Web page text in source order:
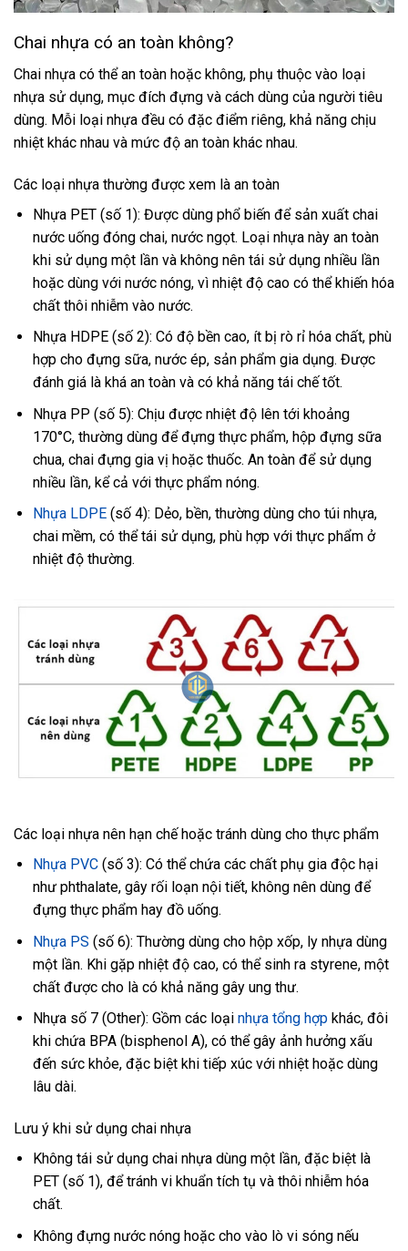
Chai nhựa có an toàn không?
Chai nhựa có thể an toàn hoặc không, phụ thuộc vào loại
nhựa sử dụng, mục đích đựng và cách dùng của người tiêu
dùng. Mỗi loại nhựa đều có đặc điểm riêng, khả năng chịu
nhiệt khác nhau và mức độ an toàn khác nhau.
Các loại nhựa thường được xem là an toàn
Nhựa PET (số 1): Được dùng phổ biến để sản xuất chai
nước uống đóng chai, nước ngọt. Loại nhựa này an toàn
khi sử dụng một lần và không nên tái sử dụng nhiều lần
hoặc dùng với nước nóng, vì nhiệt độ cao có thể khiến hóa
chất thôi nhiễm vào nước.
Nhựa HDPE (số 2): Có độ bền cao, ít bị rò rỉ hóa chất, phù
hợp cho đựng sữa, nước ép, sản phẩm gia dụng. Được
đánh giá là khá an toàn và có khả năng tái chế tốt.
Nhựa PP (số 5): Chịu được nhiệt độ lên tới khoảng
170°C, thường dùng để đựng thực phẩm, hộp đựng sữa
chua, chai đựng gia vị hoặc thuốc. An toàn để sử dụng
nhiều lần, kể cả với thực phẩm nóng.
Nhựa LDPE(số 4): Dẻo, bền, thường dùng cho túi nhựa,
chai mềm, có thể tái sử dụng, phù hợp với thực phẩm ở
nhiệt độ thường.
Các loại nhựa nên hạn chế hoặc tránh dùng cho thực phẩm
Nhựa PVC(số 3): Có thể chứa các chất phụ gia độc hại
như phthalate, gây rối loạn nội tiết, không nên dùng để
đựng thực phẩm hay đồ uống.
Nhựa PS (số 6): Thường dùng cho hộp xốp, ly nhựa dùng
một lần. Khi gặp nhiệt độ cao, có thể sinh ra styrene, một
chất được cho là có khả năng gây ung thư.
Nhựa số 7 (Other): Gồm các loại nhựa tổng hợpkhác, đôi
khi chứa BPA (bisphenol A), có thể gây ảnh hưởng xấu
đến sức khỏe, đặc biệt khi tiếp xúc với nhiệt hoặc dùng
lâu dài.
Lưu ý khi sử dụng chai nhựa
Không tái sử dụng chai nhựa dùng một lần, đặc biệt là
PET (số 1), để tránh vi khuẩn tích tụ và thôi nhiễm hóa
chất.
Không đựng nước nóng hoặc cho vào lò vi sóng nếu